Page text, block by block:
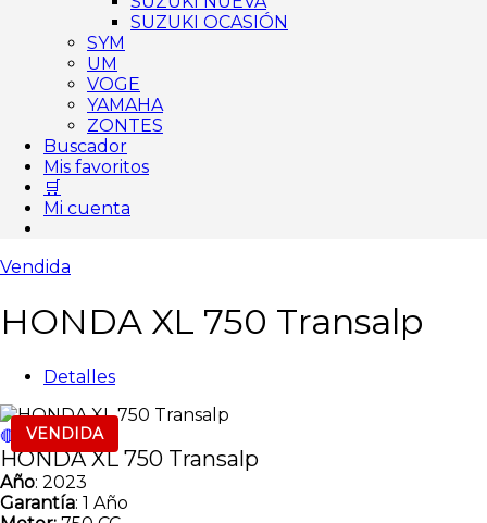
SUZUKI OCASIÓN
SYM
UM
VOGE
YAMAHA
ZONTES
Buscador
Mis favoritos
🛒
Mi cuenta
Vendida
HONDA XL 750 Transalp
Detalles
VENDIDA
🔴 VENDIDA 🔴
HONDA XL 750 Transalp
Año: 2023
Garantía: 1 Año